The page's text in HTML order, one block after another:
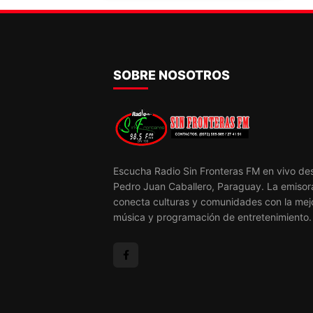
SOBRE NOSOTROS
Escucha Radio Sin Fronteras FM en vivo
Pedro Juan Caballero, Paraguay. La
conecta culturas y comunidades con la
música y programación de entretenimiento.